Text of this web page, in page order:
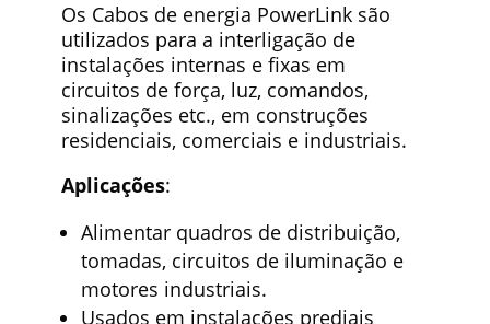
Os Cabos de energia PowerLink são
utilizados para a interligação de
instalações internas e fixas em
circuitos de força, luz, comandos,
sinalizações etc., em construções
residenciais, comerciais e industriais.
Aplicações:
Alimentar quadros de distribuição,
tomadas, circuitos de iluminação e
motores industriais.
Usados em instalações prediais